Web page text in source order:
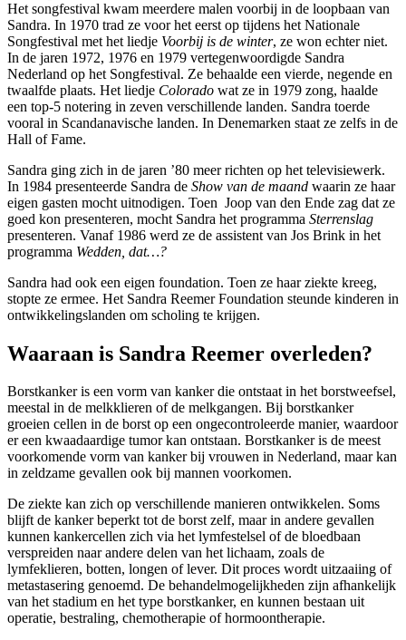
Het songfestival kwam meerdere malen voorbij in de loopbaan van
Sandra. In 1970 trad ze voor het eerst op tijdens het Nationale
Songfestival met het liedje Voorbij is de winter, ze won echter niet.
In de jaren 1972, 1976 en 1979 vertegenwoordigde Sandra
Nederland op het Songfestival. Ze behaalde een vierde, negende en
twaalfde plaats. Het liedje Colorado wat ze in 1979 zong, haalde
een top-5 notering in zeven verschillende landen. Sandra toerde
vooral in Scandanavische landen. In Denemarken staat ze zelfs in de
Hall of Fame.
Sandra ging zich in de jaren ’80 meer richten op het televisiewerk.
In 1984 presenteerde Sandra de Show van de maand waarin ze haar
eigen gasten mocht uitnodigen. Toen Joop van den Ende zag dat ze
goed kon presenteren, mocht Sandra het programma Sterrenslag
presenteren. Vanaf 1986 werd ze de assistent van Jos Brink in het
programma Wedden, dat…?
Sandra had ook een eigen foundation. Toen ze haar ziekte kreeg,
stopte ze ermee. Het Sandra Reemer Foundation steunde kinderen in
ontwikkelingslanden om scholing te krijgen.
Waaraan is Sandra Reemer overleden?
Borstkanker is een vorm van kanker die ontstaat in het borstweefsel,
meestal in de melkklieren of de melkgangen. Bij borstkanker
groeien cellen in de borst op een ongecontroleerde manier, waardoor
er een kwaadaardige tumor kan ontstaan. Borstkanker is de meest
voorkomende vorm van kanker bij vrouwen in Nederland, maar kan
in zeldzame gevallen ook bij mannen voorkomen.
De ziekte kan zich op verschillende manieren ontwikkelen. Soms
blijft de kanker beperkt tot de borst zelf, maar in andere gevallen
kunnen kankercellen zich via het lymfestelsel of de bloedbaan
verspreiden naar andere delen van het lichaam, zoals de
lymfeklieren, botten, longen of lever. Dit proces wordt uitzaaiing of
metastasering genoemd. De behandelmogelijkheden zijn afhankelijk
van het stadium en het type borstkanker, en kunnen bestaan uit
operatie, bestraling, chemotherapie of hormoontherapie.